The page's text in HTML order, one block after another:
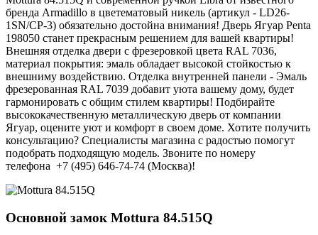
бренда Armadillo в цветематовый никель (артикул - LD26-
1SN/CP-3) обязательно достойна внимания! Дверь Ягуар Penta
198050 станет прекрасным решением для вашей квартиры!
Внешняя отделка двери с фрезеровкой цвета RAL 7036,
материал покрытия: эмаль обладает высокой стойкостью к
внешниму воздействию. Отделка внутренней панели - Эмаль
фрезерованная RAL 7039 добавит уюта вашему дому, будет
гармонировать с общим стилем квартиры! Подбирайте
высококачественную металлическую дверь от компании
Ягуар, оцените уют и комфорт в своем доме. Хотите получить
консультацию? Специалисты магазина с радостью помогут
подобрать подходящую модель. Звоните по номеру
телефона +7 (495) 646-74-74 (Москва)!
Основной замок Mottura 84.515Q